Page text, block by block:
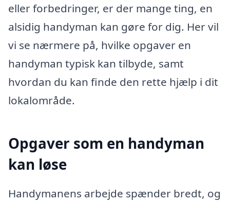
eller forbedringer, er der mange ting, en
alsidig handyman kan gøre for dig. Her vil
vi se nærmere på, hvilke opgaver en
handyman typisk kan tilbyde, samt
hvordan du kan finde den rette hjælp i dit
lokalområde.
Opgaver som en handyman
kan løse
Handymanens arbejde spænder bredt, og